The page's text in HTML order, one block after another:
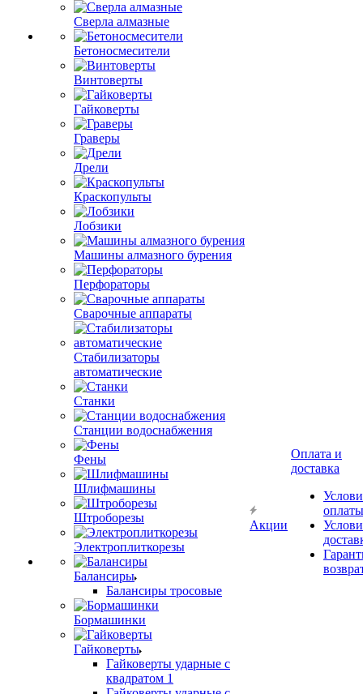
Сверла алмазные
Бетоносмесители
Винтоверты
Гайковерты
Граверы
Дрели
Краскопульты
Лобзики
Машины алмазного бурения
Перфораторы
Сварочные аппараты
Стабилизаторы
автоматические
Станки
Станции водоснабжения
Фены
Шлифмашины
Штроборезы
Электроплиткорезы
Балансиры
Балансиры тросовые
Бормашинки
Гайковерты
Гайковерты ударные с
квадратом 1
Акции
Оплата и
доставка
оплаты